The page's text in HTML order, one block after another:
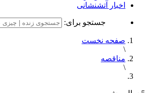
اخبار آتشنشانی
جستجو برای:
صفحه نخست
\
مناقصه
\